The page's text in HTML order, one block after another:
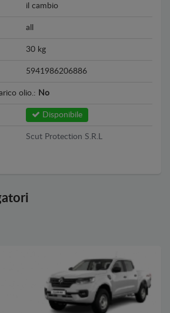
il cambio
all
30 kg
5941986206886
olio.: No
Disponibile
Scut Protection S.R.L